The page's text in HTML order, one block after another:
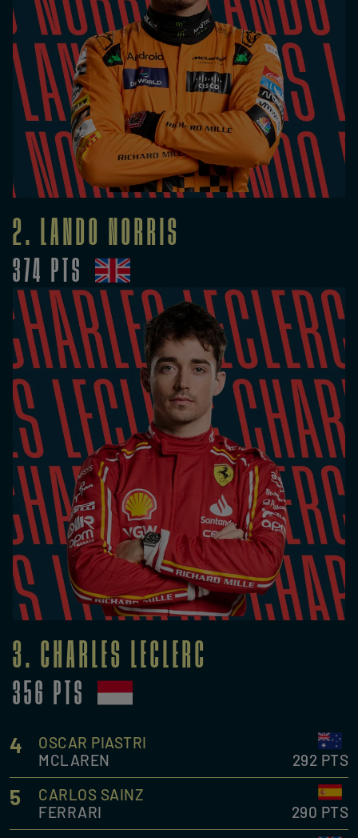
2. LANDO NORRIS
374 PTS
3. CHARLES LECLERC
356 PTS
4
OSCAR PIASTRI
MCLAREN
292 PTS
5
CARLOS SAINZ
FERRARI
290 PTS